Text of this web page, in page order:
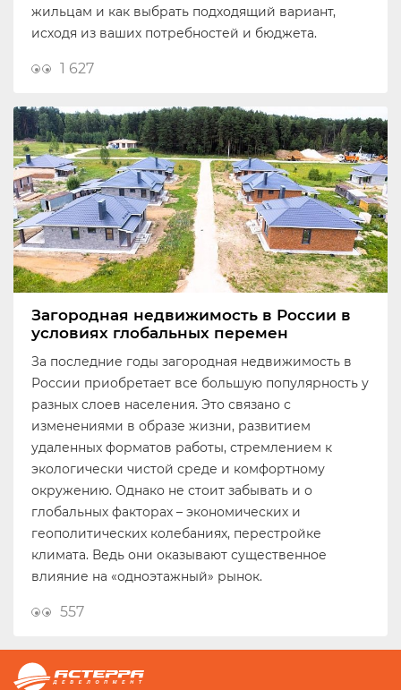
жильцам и как выбрать подходящий вариант,
исходя из ваших потребностей и бюджета.
1 627
Загородная недвижимость в России в
условиях глобальных перемен
За последние годы загородная недвижимость в
России приобретает все большую популярность у
разных слоев населения. Это связано с
изменениями в образе жизни, развитием
удаленных форматов работы, стремлением к
экологически чистой среде и комфортному
окружению. Однако не стоит забывать и о
глобальных факторах – экономических и
геополитических колебаниях, перестройке
климата. Ведь они оказывают существенное
влияние на «одноэтажный» рынок.
557